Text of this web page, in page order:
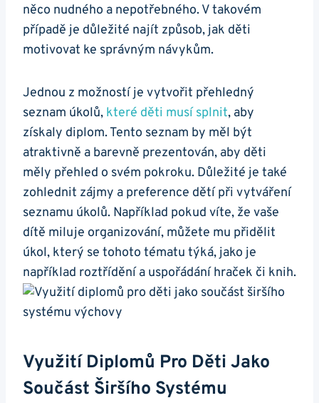
něco nudného a nepotřebného. V takovém
případě je důležité najít způsob, jak děti
motivovat ke správným návykům.
Jednou z možností je vytvořit přehledný
seznam úkolů, které děti musí splnit, aby
získaly diplom. Tento seznam by měl být
atraktivně a barevně prezentován, aby děti
měly přehled o svém pokroku. Důležité je také
zohlednit zájmy a preference dětí při vytváření
seznamu úkolů. Například pokud víte, že vaše
dítě miluje organizování, můžete mu přidělit
úkol, který se tohoto tématu týká, jako je
například roztřídění a uspořádání hraček či knih.
Využití Diplomů Pro Děti Jako
Součást Širšího Systému